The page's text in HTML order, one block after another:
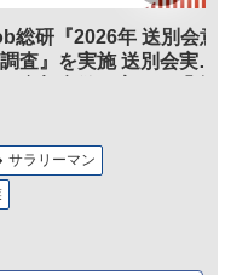
総研『2026年 送別会意
査』を実施 送別会実施
サラリーマン